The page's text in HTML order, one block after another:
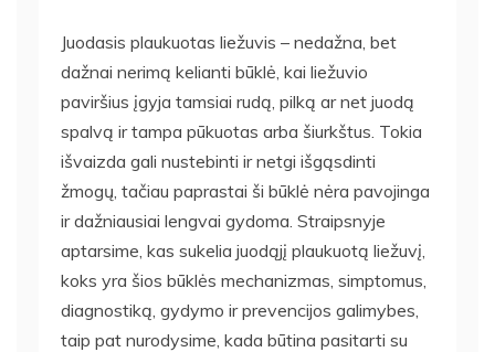
Juodasis plaukuotas liežuvis – nedažna, bet
dažnai nerimą kelianti būklė, kai liežuvio
paviršius įgyja tamsiai rudą, pilką ar net juodą
spalvą ir tampa pūkuotas arba šiurkštus. Tokia
išvaizda gali nustebinti ir netgi išgąsdinti
žmogų, tačiau paprastai ši būklė nėra pavojinga
ir dažniausiai lengvai gydoma. Straipsnyje
aptarsime, kas sukelia juodąjį plaukuotą liežuvį,
koks yra šios būklės mechanizmas, simptomus,
diagnostiką, gydymo ir prevencijos galimybes,
taip pat nurodysime, kada būtina pasitarti su